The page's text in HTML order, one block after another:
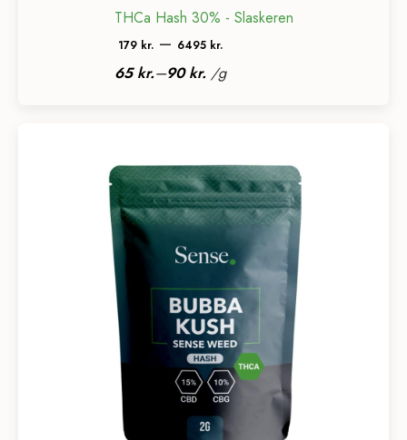
THCa Hash 30% - Slaskeren
179 kr. – 6495 kr.Prisinterval:
179 kr.
65kr.–90kr. /g